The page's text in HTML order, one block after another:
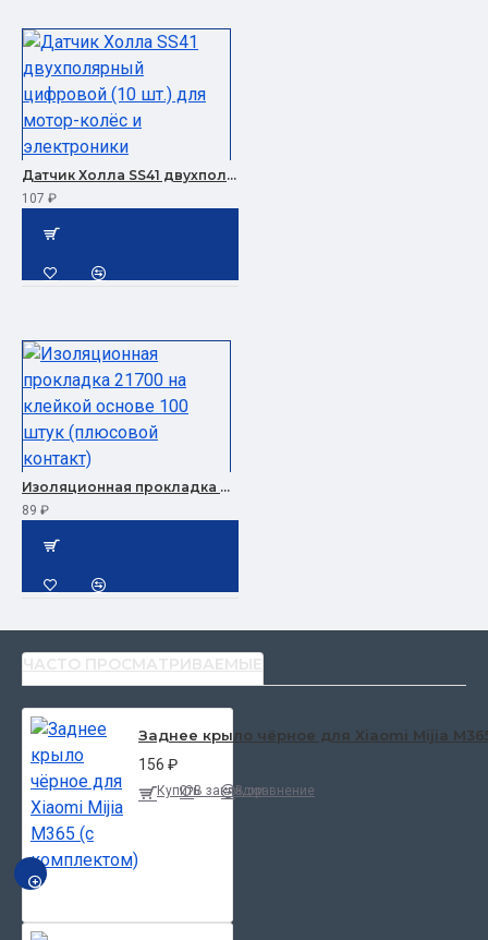
Датчик Холла SS41 двухполярный цифровой (10 шт.) для мотор-колёс и электроники
107 ₽
Изоляционная прокладка 21700 на клейкой основе 100 штук (плюсовой контакт)
89 ₽
ЧАСТО ПРОСМАТРИВАЕМЫЕ
БЫСТРЫЙ ПРОСМОТР
Заднее крыло чёрное для Xiaomi Mijia
156 ₽
КупитьВ закладкиВ сравнение